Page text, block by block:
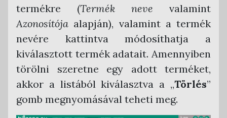
termékre (Termék neve valamint
Azonosítója alapján), valamint a termék
nevére kattintva módosíthatja a
kiválasztott termék adatait. Amennyiben
törölni szeretne egy adott terméket,
akkor a listából kiválasztva a „Törlés”
gomb megnyomásával teheti meg.